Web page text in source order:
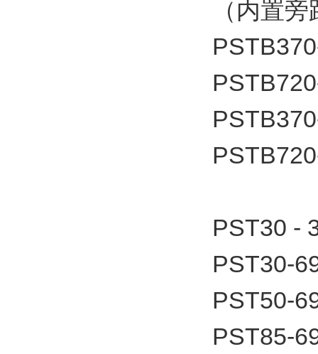
（内置
PST30 -
PST30-
PST50-
PST85-